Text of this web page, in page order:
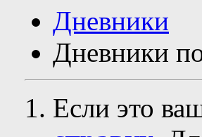
Дневники
Дневники
Если это